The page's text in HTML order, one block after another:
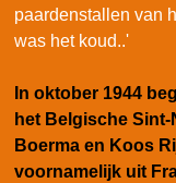
paardenstallen van
was het koud..'
In oktober 1944
het Belgische
Boerma en Koos
voornamelijk uit